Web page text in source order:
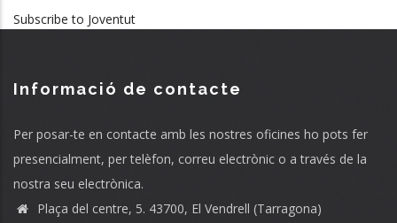
Subscribe to Joventut
Informació de contacte
Per posar-te en contacte amb les nostres oficines ho pots fer
presencialment, per telèfon, correu electrònic o a través de la
nostra seu electrònica.
Plaça del centre, 5. 43700, El Vendrell (Tarragona)